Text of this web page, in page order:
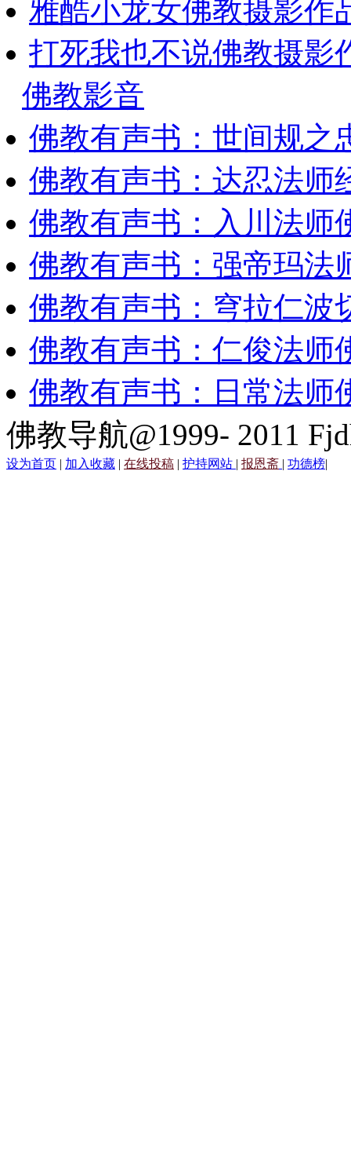
雅酷小龙女佛教摄影作
打死我也不说佛教摄影
佛教影音
佛教有声书：世间规
佛教有声书：达忍法师
佛教有声书：入川法师
佛教有声书：强帝玛法
佛教有声书：穹拉仁波
佛教有声书：仁俊法师
佛教有声书：日常法师
佛教导航@1999- 2011
设为首页 | 加入收藏 | 在线投稿 | 护持网站 | 报恩斋 | 功德榜|